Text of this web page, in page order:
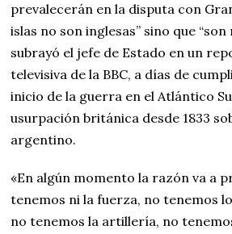
prevalecerán en la disputa con
islas no son inglesas” sino que
subrayó el jefe de Estado en un
televisiva de la BBC, a días de
inicio de la guerra en el Atlántico
usurpación británica desde 1833
argentino.
«En algún momento la razón va a
tenemos ni la fuerza, no tenemos
no tenemos la artillería, no